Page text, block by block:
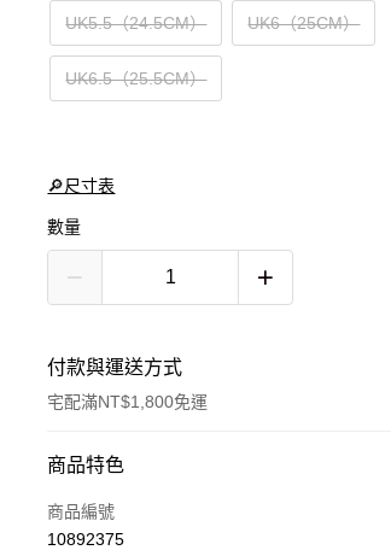
UK5.5（24.5CM） UK6（25CM）
UK6.5（25.5CM）
🔎尺寸表
數量
付款與運送方式
宅配滿NT$1,800免運
付款方式
信用卡一次付款
商品特色
商品編號
10892375